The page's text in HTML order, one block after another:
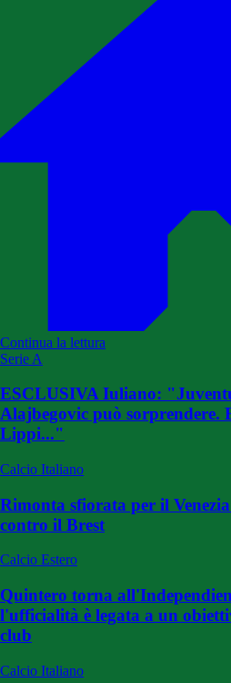
Continua la lettura
Serie A
ESCLUSIVA Iuliano:
Alajbegovic può sorprendere.
Lippi..."
Calcio Italiano
Rimonta sfiorata per il
contro il Brest
Calcio Estero
Quintero torna
l'ufficialità è legata a un
club
Calcio Italiano